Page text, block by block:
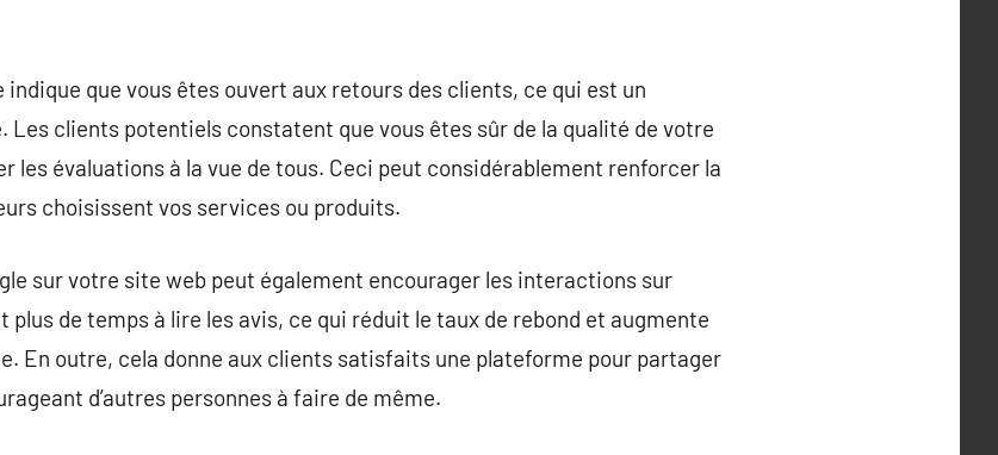
que vous êtes ouvert aux retours des clients, ce qui est un
clients potentiels constatent que vous êtes sûr de la qualité de votre
les évaluations à la vue de tous. Ceci peut considérablement renforcer la
choisissent vos services ou produits.
sur votre site web peut également encourager les interactions sur
de temps à lire les avis, ce qui réduit le taux de rebond et augmente
En outre, cela donne aux clients satisfaits une plateforme pour partager
d’autres personnes à faire de même.